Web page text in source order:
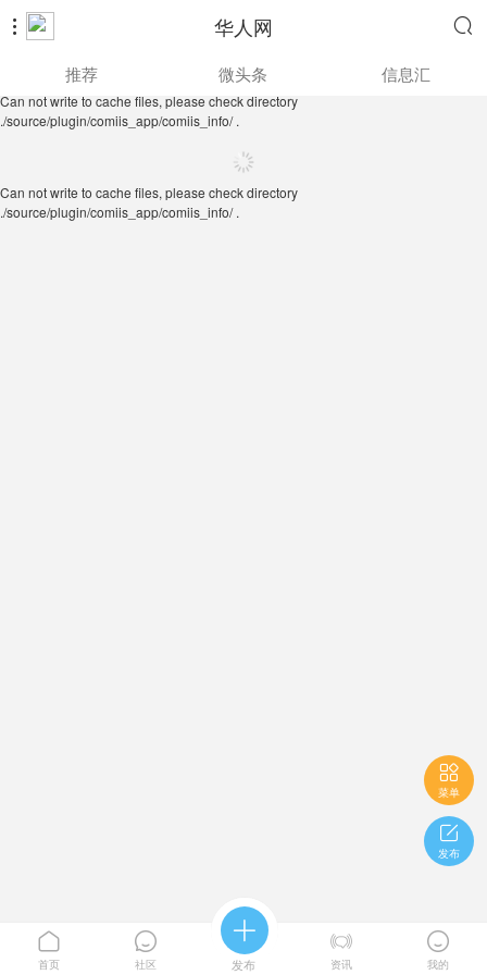
 华人网 
./source/plugin/comiis_app/comiis_info/ .
推荐 微头条 信息汇
Can not write to cache files, please check directory
./source/plugin/comiis_app/comiis_info/ .

菜单

发布

首页

社区

发布

资讯

我的
Can not write to cache files, please check directory
./source/plugin/comiis_app/comiis_info/ .